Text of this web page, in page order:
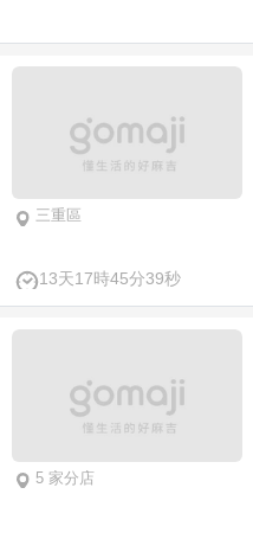
三重區
13天17時45分39秒
5 家分店